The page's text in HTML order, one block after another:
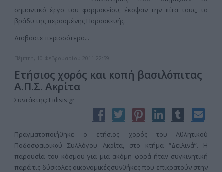
σημαντικό έργο του φαρμακείου, έκοψαν την πίτα τους, το
βράδυ της περασμένης Παρασκευής.
Διαβάστε περισσότερα...
Πέμπτη, 10 Φεβρουαρίου 2011 22:59
Ετήσιος χορός και κοπή βασιλόπιτας
Α.Π.Σ. Ακρίτα
Συντάκτης: Eidisis.gr
Πραγματοποιήθηκε ο ετήσιος χορός του Αθλητικού
Ποδοσφαιρικού Συλλόγου Ακρίτα, στο κτήμα “Δειλινά”. Η
παρουσία του κόσμου για μια ακόμη φορά ήταν συγκινητική
παρά τις δύσκολες οικονομικές συνθήκες που επικρατούν στην